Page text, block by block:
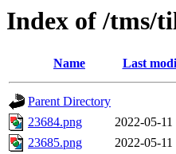
Index of /tms/
Name Last
Parent Directory
23684.png
2022-05-11
23685.png
2022-05-11